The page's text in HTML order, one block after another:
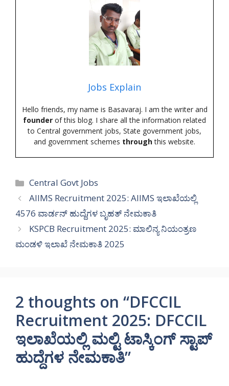
Jobs Explain
Hello friends, my name is Basavaraj. I am the writer and
founder of this blog. I share all the information related
to Central government jobs, State government jobs,
and government schemes throughthis website.
Categories
Central Govt Jobs
AIIMS Recruitment 2025: AIIMS ಇಲಾಖೆಯಲ್ಲಿ
4576 ವಾರ್ಡನ್ ಹುದ್ದೆಗಳ ಬೃಹತ್ ನೇಮಕಾತಿ
KSPCB Recruitment 2025: ಮಾಲಿನ್ಯ ನಿಯಂತ್ರಣ
ಮಂಡಳಿ ಇಲಾಖೆ ನೇಮಕಾತಿ 2025
2 thoughts on “DFCCIL
Recruitment 2025: DFCCIL
ಇಲಾಖೆಯಲ್ಲಿ ಮಲ್ಟಿ ಟಾಸ್ಕಿಂಗ್ ಸ್ಟಾಪ್
ಹುದ್ದೆಗಳ ನೇಮಕಾತಿ”